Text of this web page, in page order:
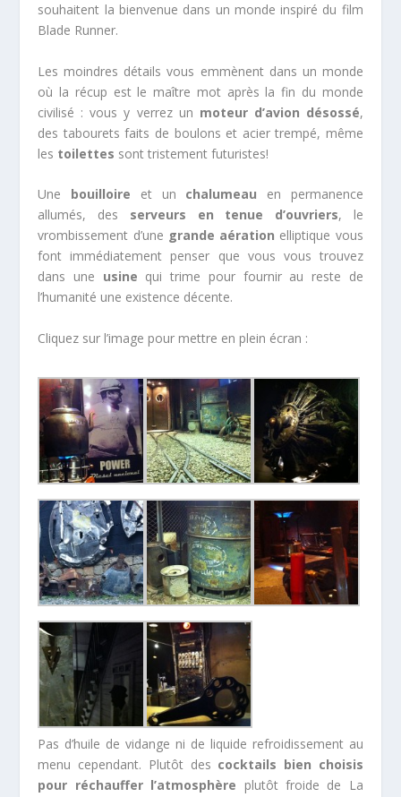
souhaitent la bienvenue dans un monde inspiré du film
Blade Runner.
Les moindres détails vous emmènent dans un monde
où la récup est le maître mot après la fin du monde
civilisé : vous y verrez un moteur d’avion désossé,
des tabourets faits de boulons et acier trempé, même
les toilettes sont tristement futuristes!
Une bouilloire et un chalumeau en permanence
allumés, des serveurs en tenue d’ouvriers, le
vrombissement d’une grande aération elliptique vous
font immédiatement penser que vous vous trouvez
dans une usine qui trime pour fournir au reste de
l’humanité une existence décente.
Cliquez sur l’image pour mettre en plein écran :
Pas d’huile de vidange ni de liquide refroidissement au
menu cependant. Plutôt des cocktails bien choisis
pour réchauffer l’atmosphère plutôt froide de La